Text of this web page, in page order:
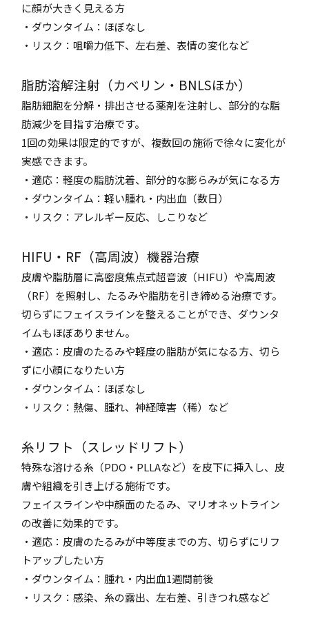
に顔が大きく見える方
・ダウンタイム：ほぼなし
・リスク：咀嚼力低下、左右差、表情の変化など
脂肪溶解注射（カベリン・BNLSほか）
脂肪細胞を分解・排出させる薬剤を注射し、部分的な脂
肪減少を目指す治療です。
1回の効果は限定的ですが、複数回の施術で徐々に変化が
実感できます。
・適応：軽度の脂肪沈着、部分的な膨らみが気になる方
・ダウンタイム：軽い腫れ・内出血（数日）
・リスク：アレルギー反応、しこりなど
HIFU・RF（高周波）機器治療
皮膚や脂肪層に高密度焦点式超音波（HIFU）や高周波
（RF）を照射し、たるみや脂肪を引き締める治療です。
切らずにフェイスラインを整えることができ、ダウンタ
イムもほぼありません。
・適応：皮膚のたるみや軽度の脂肪が気になる方、切ら
ずに小顔になりたい方
・ダウンタイム：ほぼなし
・リスク：熱傷、腫れ、神経障害（稀）など
糸リフト（スレッドリフト）
特殊な溶ける糸（PDO・PLLAなど）を皮下に挿入し、皮
膚や組織を引き上げる施術です。
フェイスラインや中顔面のたるみ、マリオネットライン
の改善に効果的です。
・適応：皮膚のたるみが中等度までの方、切らずにリフ
トアップしたい方
・ダウンタイム：腫れ・内出血1週間前後
・リスク：感染、糸の露出、左右差、引きつれ感など